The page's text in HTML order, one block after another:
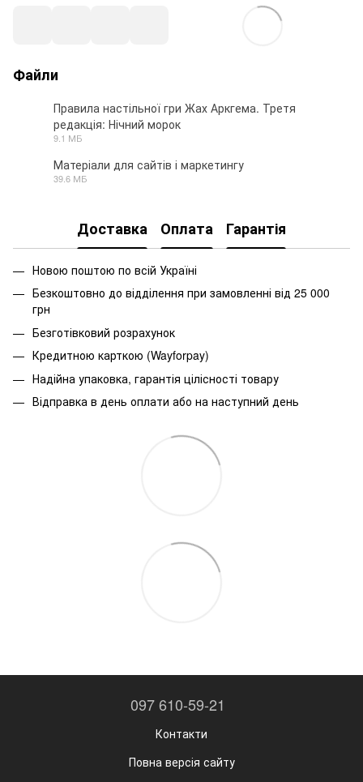
Файли
Правила настільної гри Жах Аркгема. Третя
редакція: Нічний морок
9.1 МБ
Матеріали для сайтів і маркетингу
39.6 МБ
Доставка Оплата Гарантія
Новою поштою по всій Україні
Безкоштовно до відділення при замовленні від 25 000
грн
Безготівковий розрахунок
Кредитною карткою (Wayforpay)
Надійна упаковка, гарантія цілісності товару
Відправка в день оплати або на наступний день
097 610-59-21
Контакти
Повна версія сайту